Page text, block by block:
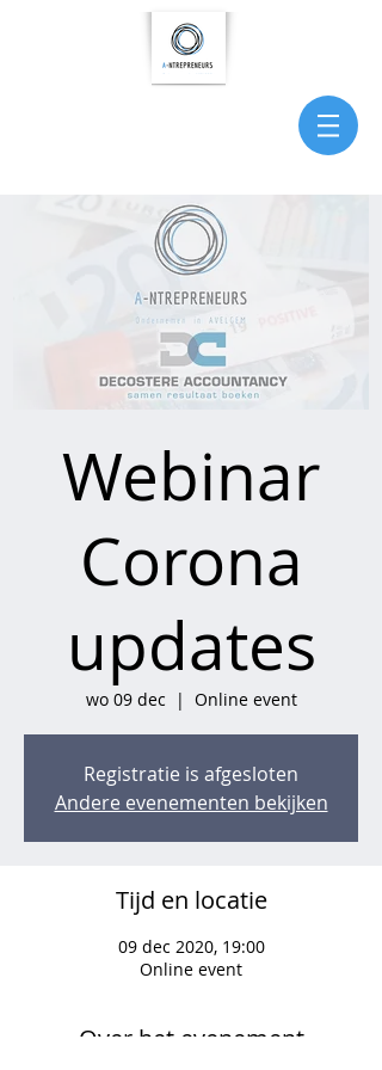
Webinar
Corona
updates
wo 09 dec
  |
Online event
Registratie is afgesloten
Andere evenementen bekijken
Tijd en locatie
09 dec 2020, 19:00
Online event
Over het evenement